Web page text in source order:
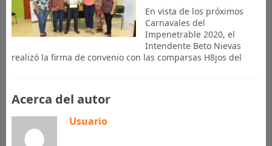
En vista de los próximos
Carnavales del
Impenetrable 2020, el
Intendente Beto Nievas
realizó la firma de convenio con las comparsas H8jos del
Acerca del autor
Usuario